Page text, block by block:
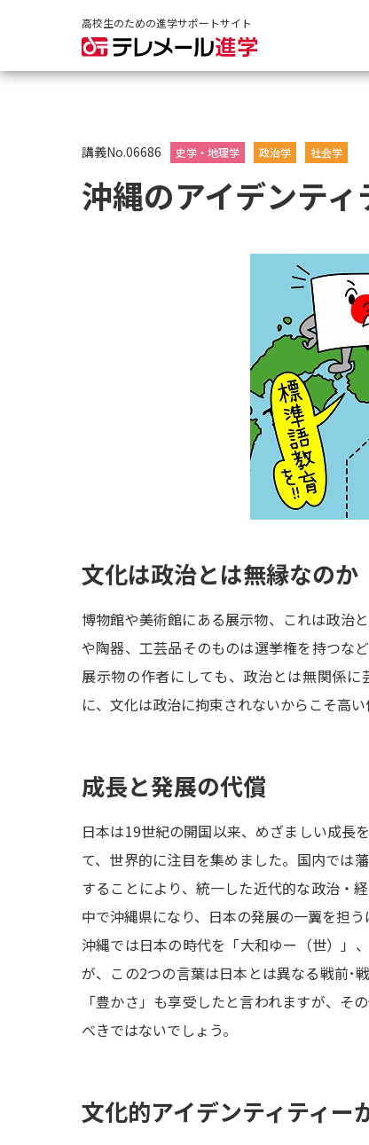
高校生のための進学サポートサイト
講義No.06686 史学・地理学 政治学 社会学
沖縄のアイデンテ
文化は政治とは無縁なのか
博物館や美術館にある展示物、これは政治
や陶器、工芸品そのものは選挙権を持つな
展示物の作者にしても、政治とは無関係
に、文化は政治に拘束されないからこそ高
成長と発展の代償
日本は19世紀の開国以来、めざましい成長
て、世界的に注目を集めました。国内では
することにより、統一した近代的な政治・
中で沖縄県になり、日本の発展の一翼を担う
沖縄では日本の時代を「大和ゆー（世）」
が、この2つの言葉は日本とは異なる戦前･
「豊かさ」も享受したと言われますが、そ
べきではないでしょう。
文化的アイデンティティー